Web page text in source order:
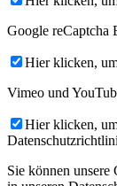
Google reCaptcha
Hier klicken,
Vimeo und
Hier klicken,
Sie können